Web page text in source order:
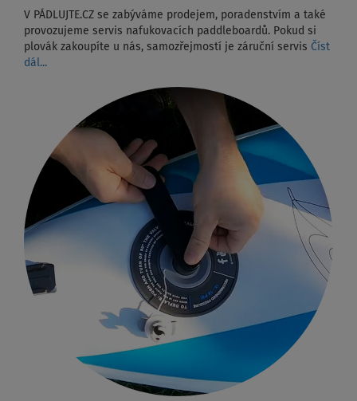
V PÁDLUJTE.CZ se zabýváme prodejem, poradenstvím a také
provozujeme servis nafukovacích paddleboardů. Pokud si
plovák zakoupíte u nás, samozřejmostí je záruční servis Číst
dál...